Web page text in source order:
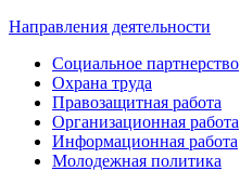
Направления деятельности
Социальное партнерство
Охрана труда
Правозащитная работа
Организационная работа
Информационная работа
Молодежная политика